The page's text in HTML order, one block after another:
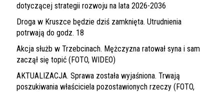
dotyczącej strategii rozwoju na lata 2026-2036
Droga w Kruszce będzie dziś zamknięta. Utrudnienia
potrwają do godz. 18
Akcja służb w Trzebcinach. Mężczyzna ratował syna i sam
zaczął się topić (FOTO, WIDEO)
AKTUALIZACJA. Sprawa została wyjaśniona. Trwają
poszukiwania właściciela pozostawionych rzeczy (FOTO,